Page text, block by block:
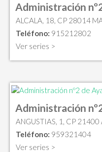
Administración
ALCALA, 18, CP 28014
Teléfono: 915212802
Ver series >
Administración
ANGUSTIAS, 1, CP 21400
Teléfono: 959321404
Ver series >